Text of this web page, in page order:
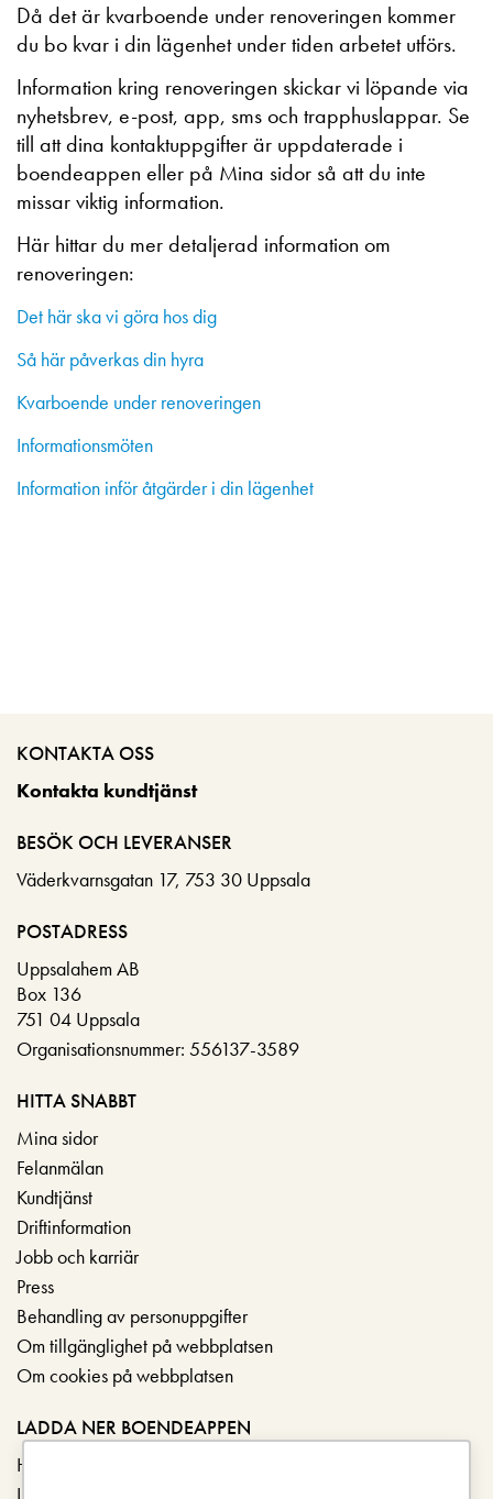
Då det är kvarboende under renoveringen kommer
du bo kvar i din lägenhet under tiden arbetet utförs.
Information kring renoveringen skickar vi löpande via
nyhetsbrev, e-post, app, sms och trapphuslappar. Se
till att dina kontaktuppgifter är uppdaterade i
boendeappen eller på Mina sidor så att du inte
missar viktig information.
Här hittar du mer detaljerad information om
renoveringen:
Det här ska vi göra hos dig
Så här påverkas din hyra
Kvarboende under renoveringen
Informationsmöten
Information inför åtgärder i din lägenhet
KONTAKTA OSS
Kontakta kundtjänst
BESÖK OCH LEVERANSER
Väderkvarnsgatan 17, 753 30 Uppsala
POSTADRESS
Uppsalahem AB
Box 136
751 04 Uppsala
Organisationsnummer: 556137-3589
HITTA SNABBT
Mina sidor
Felanmälan
Kundtjänst
Driftinformation
Jobb och karriär
Press
Behandling av personuppgifter
Om tillgänglighet på webbplatsen
Om cookies på webbplatsen
LADDA NER BOENDEAPPEN
Hämta i App Store